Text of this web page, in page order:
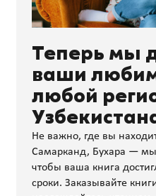
Теперь мы
ваши
любой
Не важно, где вы
Самарканд, Бухара —
чтобы ваша книга
сроки. Заказывайте